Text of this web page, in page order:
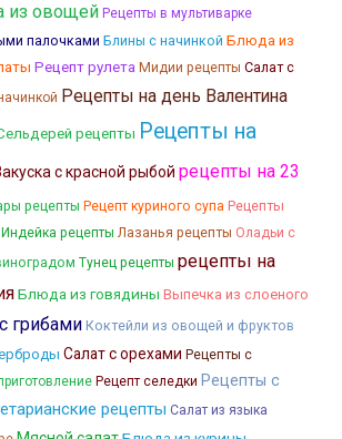
из овощей Рецепты в мультиварке
палочками Блины с начинкой Блюда из
Рецепт рулета Мидии рецепты Салат с
Рецепты на день Валентина
рецепты Рецепты на
с красной рыбой рецепты на 23
рецепты Рецепт куриного супа Рецепты
Индейка рецепты Лазанья рецепты Оладьи с
Тунец рецепты рецепты на
Блюда из говядины Выпечка из слоеного
грибами Коктейли из овощей и фруктов
Салат с орехами Рецепты с
Рецепт селедки Рецепты с
рецепты Салат из языка